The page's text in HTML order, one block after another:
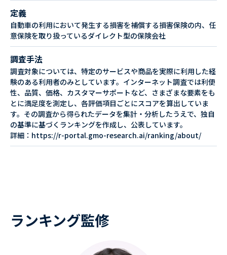
定義
自動車の利用において発生する損害を補償する損害保険の内、任
意保険を取り扱っているダイレクト型の保険会社
調査手法
調査対象については、特定のサービスや商品を実際に利用した経
験のある利用者のみとしています。インターネット調査では利便
性、品質、価格、カスタマーサポートなど、さまざまな要素をも
とに満足度を測定し、各評価項目ごとにスコアを算出していま
す。その調査から得られたデータを集計・分析したうえで、独自
の基準に基づくランキングを作成し、公表しています。
詳細：https://r-portal.gmo-research.ai/ranking/about/
ランキング監修